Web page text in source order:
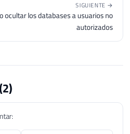
SIGUIENTE →
ocultar los databases a usuarios no
autorizados
2)